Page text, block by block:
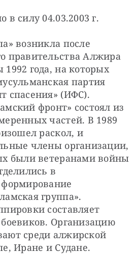
в силу 04.03.2003 г.
возникла после
правительства Алжира
года, на которых
партия
спасения» (ИФС).
фронт» состоял из
частей. В 1989
раскол, и
члены организации,
были ветеранами войны
в
формирование
группа».
составляет
Организацию
среди алжирской
Иране и Судане.